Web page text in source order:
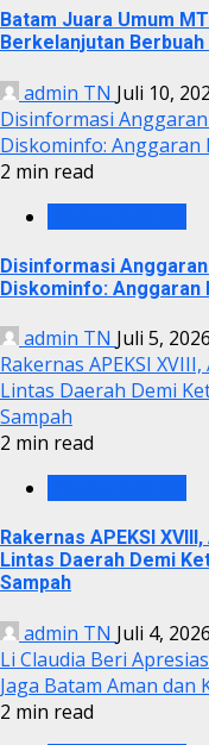
Batam Juara Umum
Berkelanjutan
admin TN Juli 10,
Disinformasi
Diskominfo: Anggaran
2 min read
Disinformasi
Diskominfo: Anggaran
admin TN Juli 5, 2026
Rakernas APEKSI
Lintas Daerah Demi
Sampah
2 min read
Rakernas APEKSI
Lintas Daerah Demi
Sampah
admin TN Juli 4, 2026
Li Claudia Beri
Jaga Batam Aman dan
2 min read